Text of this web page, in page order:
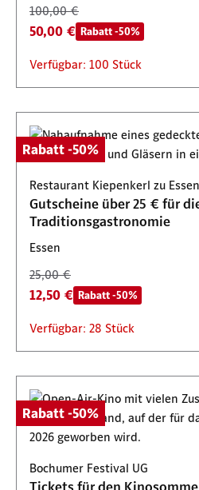
100,00 €
50,00 € Rabatt -50%
Verfügbar: 100 Stück
Rabatt -50%
Restaurant Kiepenkerl zu Essen
Gutscheine über 25 € für
Traditionsgastronomie
Essen
25,00 €
12,50 € Rabatt -50%
Verfügbar: 28 Stück
Rabatt -50%
Bochumer Festival UG